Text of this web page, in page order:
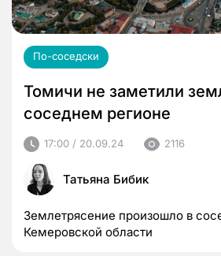
По-соседски
Томичи не заметили
соседнем регионе
17:00 / 20.09.24 2116
Татьяна Бибик
Землетрясение произошло в
Кемеровской области